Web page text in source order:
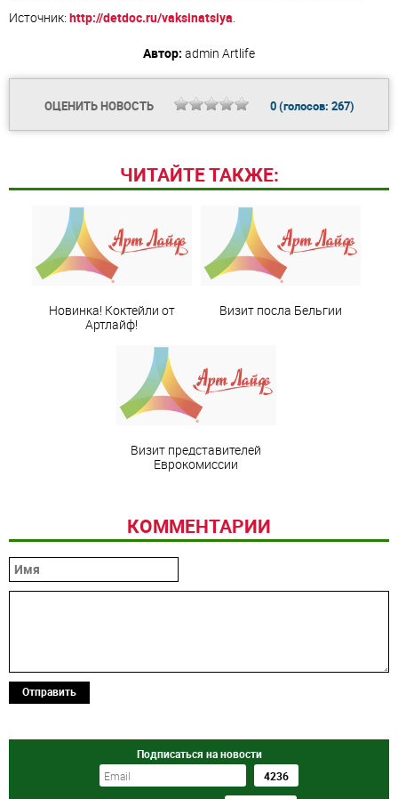
Источник: http://detdoc.ru/vaksinatsiya
Автор: admin Artlife
ОЦЕНИТЬ НОВОСТЬ 0(голосов: 267)
ЧИТАЙТЕ ТАКЖЕ:
Новинка! Коктейли от
Артлайф!
Визит посла Бельгии
Визит представителей
Еврокомиссии
КОММЕНТАРИИ
Отправить
Подписаться на новости